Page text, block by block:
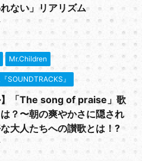
ない」リアリズム
Mr.Children
SOUNDTRACKS』
】「The song of praise」歌
？〜朝の爽やかさに隠され
大人たちへの讃歌とは！?